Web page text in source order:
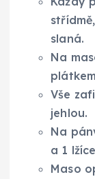
slaná.
Na
Vše
jehlou.
Na
a 1
Maso